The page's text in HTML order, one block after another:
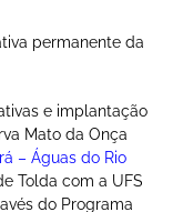
permanente da
e implantação
Mato da Onça
– Águas do Rio
Tolda com a UFS
do Programa